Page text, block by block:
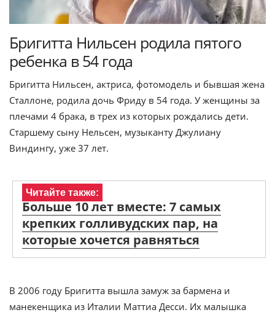
Бригитта Нильсен родила пятого
ребенка в 54 года
Бригитта Нильсен, актриса, фотомодель и бывшая жена
Сталлоне, родила дочь Фриду в 54 года. У женщины за
плечами 4 брака, в трех из которых рождались дети.
Старшему сыну Нельсен, музыканту Джулиану
Виндингу, уже 37 лет.
Читайте также:
Больше 10 лет вместе: 7 самых
крепких голливудских пар, на
которые хочется равняться
В 2006 году Бригитта вышла замуж за бармена и
манекенщика из Италии Маттиа Десси. Их малышка